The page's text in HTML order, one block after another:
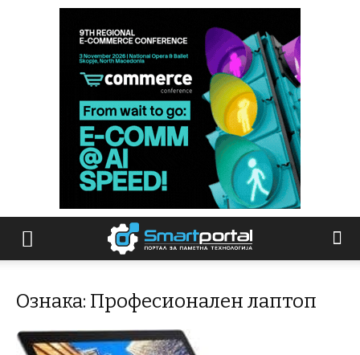
Ознака: Професионален лаптоп